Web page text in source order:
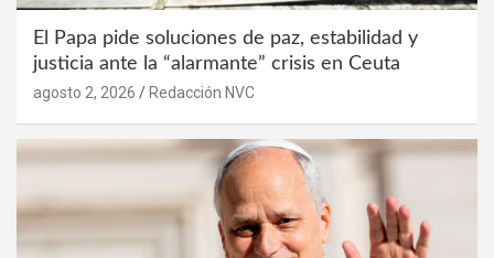
El Papa pide soluciones de paz, estabilidad y
justicia ante la “alarmante” crisis en Ceuta
agosto 2, 2026 Redacción NVC